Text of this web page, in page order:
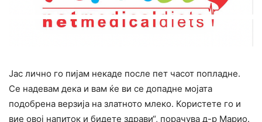
Јас лично го пијам некаде после пет часот попладне.
Се надевам дека и вам ќе ви се допадне мојата
подобрена верзија на златното млеко. Користете го и
вие овој напиток и бидете здрави“, порачува д-р Марио.